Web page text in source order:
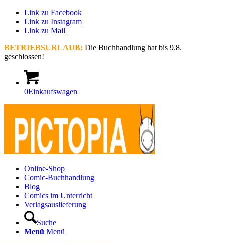
Link zu Facebook
Link zu Instagram
Link zu Mail
BETRIEBSURLAUB: Die Buchhandlung hat bis 9.8.
geschlossen!
0Einkaufswagen
Online-Shop
Comic-Buchhandlung
Blog
Comics im Unterricht
Verlagsauslieferung
Suche
Menü Menü